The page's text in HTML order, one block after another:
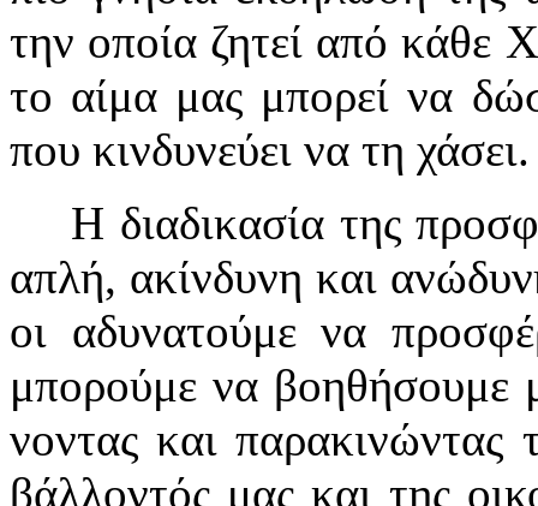
την ο­ποί­α ζη­τεί α­πό κά­θε
το αί­μα μας μπο­ρεί να
που κιν­δυ­νεύ­ει να τη χά­σει.
Η δι­α­δι­κα­σί­α της
α­πλή, α­κίν­δυ­νη και
οι α­δυ­να­τού­με να
μπο­ρού­με να βο­η­θή­σου­με
νον­τας και πα­ρα­κι­νών­τας
βάλ­λον­τός μας και της